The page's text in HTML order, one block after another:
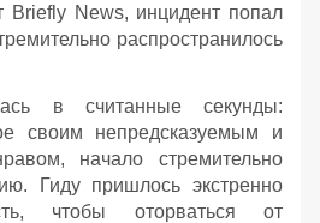
Briefly News, инцидент попал
распространилось
в считанные секунды:
своим непредсказуемым и
начало стремительно
Гиду пришлось экстренно
чтобы оторваться от